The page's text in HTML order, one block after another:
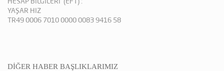
HESAP BİLGİLERİ (EFT) :
YAŞAR HIZ
TR49 0006 7010 0000 0083 9416 58
DİĞER HABER BAŞLIKLARIMIZ